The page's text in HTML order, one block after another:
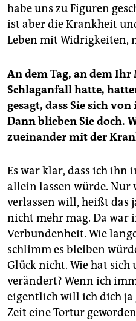
habe uns zu Figuren
ist aber die Krankheit
Leben mit Widrigkeiten,
An dem Tag, an dem Ihr
Schlaganfall hatte,
gesagt, dass Sie sich
Dann blieben Sie doch.
zueinander mit der
Es war klar, dass ich ihn
allein lassen würde. Nur
verlassen will, heißt das
nicht mehr mag. Da war
Verbundenheit. Wie
schlimm es bleiben
Glück nicht. Wie hat sich
verändert? Wenn ich
eigentlich will ich dich ja
Zeit eine Tortur